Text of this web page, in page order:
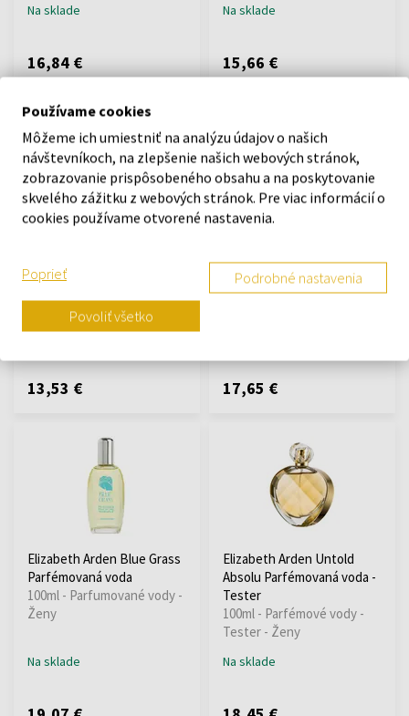
Na sklade
16,84 €
Na sklade
15,66 €
Toaletná voda - Tester
100ml - Toaletné vody -
Tester - Ženy
Na sklade
13,53 €
75ml - Parfumované vody -
Ženy
17,65 €
Elizabeth Arden Blue Grass
Parfémovaná voda
100ml - Parfumované vody -
Ženy
Na sklade
Elizabeth Arden Untold
Absolu Parfémovaná voda -
Tester
100ml - Parfémové vody -
Tester - Ženy
Na sklade
Používame cookies
Môžeme ich umiestniť na analýzu údajov o našich
návštevníkoch, na zlepšenie našich webových stránok,
zobrazovanie prispôsobeného obsahu a na poskytovanie
skvelého zážitku z webových stránok. Pre viac informácií o
cookies používame otvorené nastavenia.
Poprieť Podrobné nastavenia
Povoliť všetko